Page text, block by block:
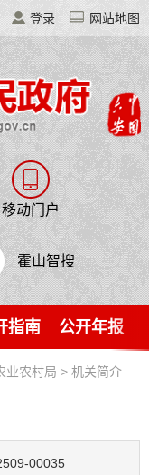
登录 网站地图
移动门户
霍山智搜
指南 公开年报
业农村局 > 机关简介
00035